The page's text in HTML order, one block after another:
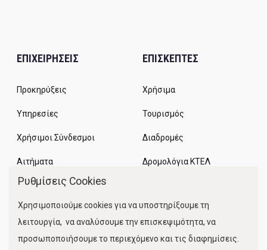
ΕΠΙΧΕΙΡΗΣΕΙΣ
Προκηρύξεις
Υπηρεσίες
Χρήσιμοι Σύνδεσμοι
Αιτήματα
ΕΠΙΣΚΕΠΤΕΣ
Χρήσιμα
Τουρισμός
Διαδρομές
Δρομολόγια ΚΤΕΛ
Κίνηση Λιμένος
Ρυθμίσεις Cookies
Χρησιμοποιούμε cookies για να υποστηρίξουμε τη
λειτουργία, να αναλύσουμε την επισκεψιμότητα, να
προσωποποιήσουμε το περιεχόμενο και τις διαφημίσεις.